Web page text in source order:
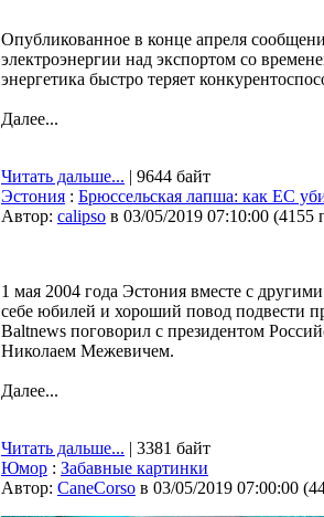
Опубликованное в конце апреля
электроэнергии над экспортом со
энергетика быстро теряет
Далее...
Читать дальше... | 9644 байт
Эстония : Брюссельская лапша: как ЕС
Автор: calipso в 03/05/2019 07:10:00 (4155
1 мая 2004 года Эстония вместе с
себе юбилей и хороший повод подвести
Baltnews поговорил с президентом
Николаем Межевичем.
Далее...
Читать дальше... | 3381 байт
Юмор : Забавные картинки
Автор: CaneCorso в 03/05/2019 07:00:00 (